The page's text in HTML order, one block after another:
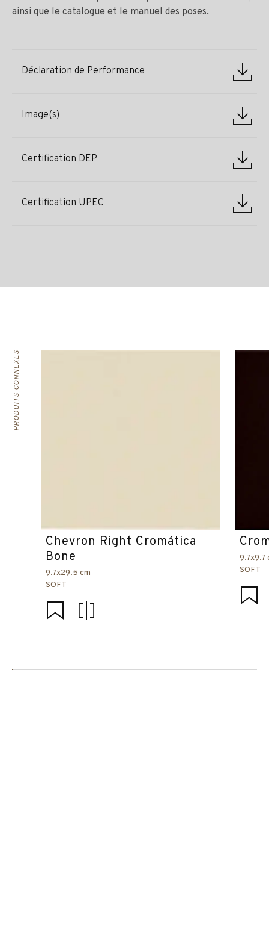
ainsi que le catalogue et le manuel des poses.
Déclaration de Performance
Image(s)
Certification DEP
Certification UPEC
PRODUITS CONNEXES
Chevron Right Cromática
Bone
9.7x29.5 cm
SOFT
9.7x9.7
SOFT